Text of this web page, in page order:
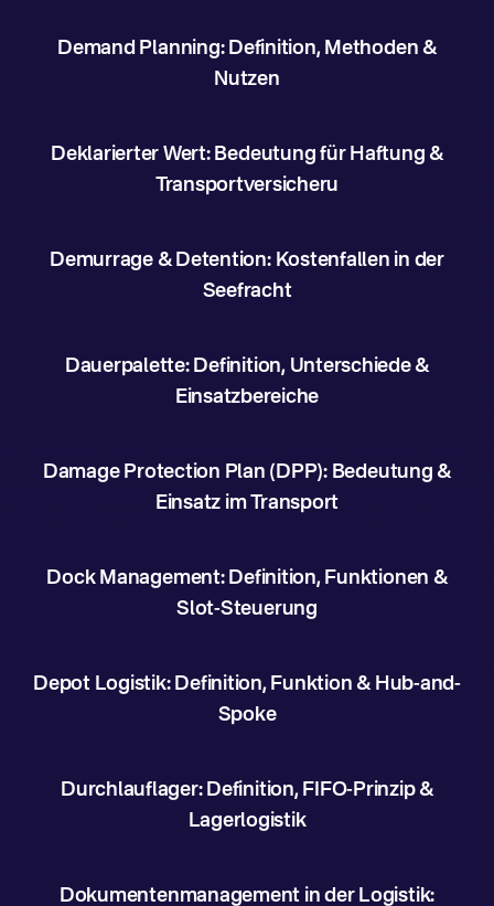
Demand Planning: Definition, Methoden &
Nutzen
Deklarierter Wert: Bedeutung für Haftung &
Transportversicheru
Demurrage & Detention: Kostenfallen in der
Seefracht
Dauerpalette: Definition, Unterschiede &
Einsatzbereiche
Damage Protection Plan (DPP): Bedeutung &
Einsatz im Transport
Dock Management: Definition, Funktionen &
Slot-Steuerung
Depot Logistik: Definition, Funktion & Hub-and-
Spoke
Durchlauflager: Definition, FIFO-Prinzip &
Lagerlogistik
Dokumentenmanagement in der Logistik: